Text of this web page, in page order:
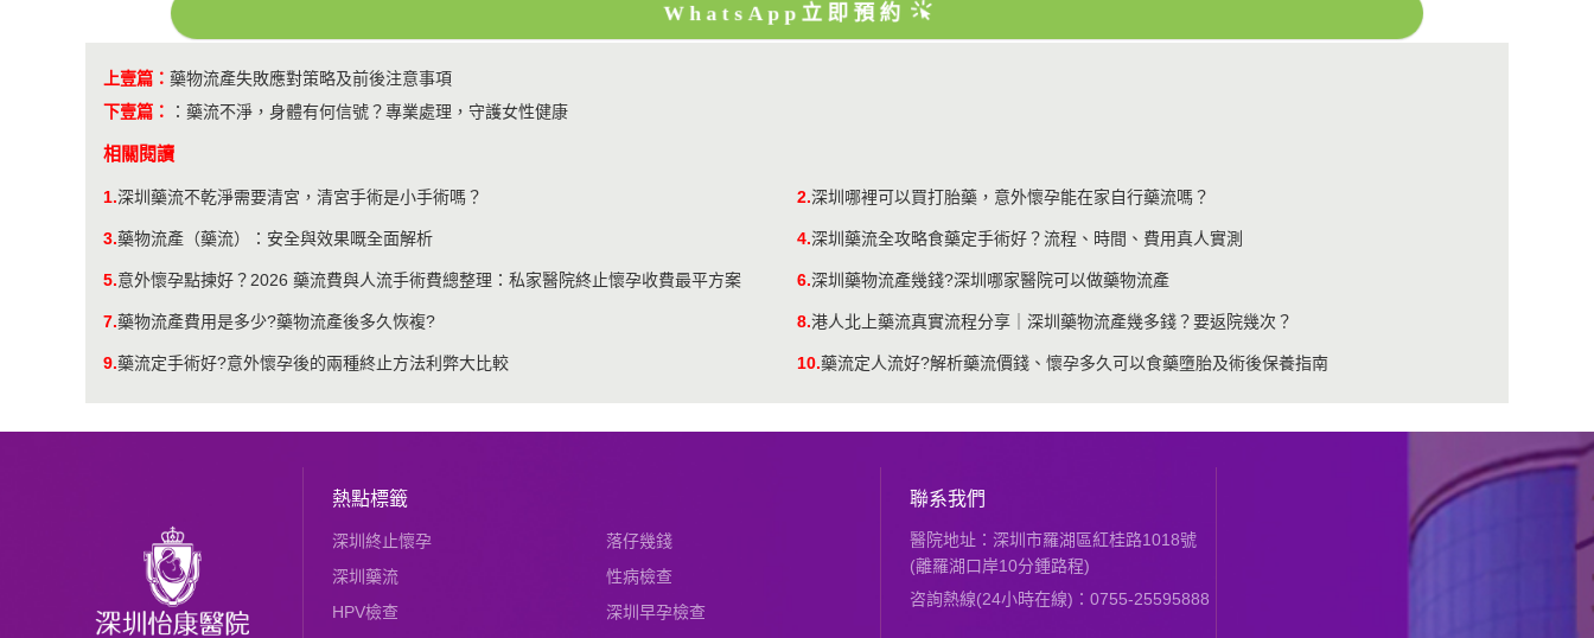
WhatsApp立即預約
上壹篇： 藥物流產失敗應對策略及前後注意事項
下壹篇：
： 藥流不淨，身體有何信號？專業處理，守護女性健康
相關閱讀
1.深圳藥流不乾淨需要清宮，清宮手術是小手術嗎？ 2.深圳哪裡可以買打胎藥，意外懷孕能在家自行藥流嗎？
3.藥物流產（藥流）：安全與效果嘅全面解析 4.深圳藥流全攻略食藥定手術好？流程、時間、費用真人實測
5.意外懷孕點揀好？2026 藥流費與人流手術費總整理：私家醫院終止懷孕收費最平方案 6.深圳藥物流產幾錢?深圳哪家醫院可以做藥物流產
7.藥物流產費用是多少?藥物流產後多久恢複? 8.港人北上藥流真實流程分享｜深圳藥物流產幾多錢？要返院幾次？
9.藥流定手術好?意外懷孕後的兩種終止方法利弊大比較 10.藥流定人流好?解析藥流價錢、懷孕多久可以食藥墮胎及術後保養指南
熱點標籤
深圳終止懷孕
落仔幾錢
深圳藥流
性病檢查
HPV檢查
深圳早孕檢查
聯系我們
醫院地址：深圳市羅湖區紅桂路1018號
(離羅湖口岸10分鍾路程)
咨詢熱線(24小時在線)：0755-25595888